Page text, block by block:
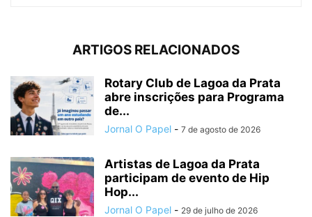
ARTIGOS RELACIONADOS
Rotary Club de Lagoa da Prata
abre inscrições para Programa
de...
Jornal O Papel - 7 de agosto de 2026
Artistas de Lagoa da Prata
participam de evento de Hip
Hop...
Jornal O Papel - 29 de julho de 2026